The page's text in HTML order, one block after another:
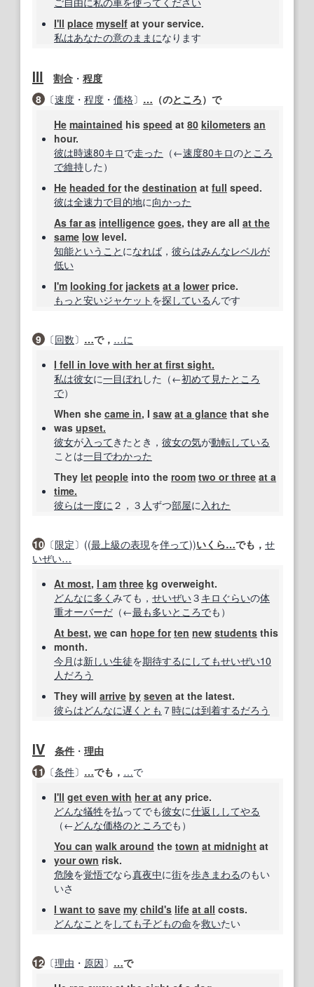
I'll place myself at your service.
私はあなたの意のままになります
Ⅲ 割合 ・ 程度
8
〔速度 ・ 程度 ・ 価格〕 … （のところ）で
He maintained his speed at 80 kilometers an
hour.
彼は時速80キロで走った （←速度80キロのところ
で維持した）
He headed forthe destination at full speed.
彼は全速力で目的地に向かった
As far as intelligence goes, they are all at the
same low level.
知能ということ になれば ， 彼らはみんなレベルが
低い
I'm looking for jackets at a lowerprice.
もっと安いジャケット を探しているんです
9 〔回数〕 …で， …に
I fell in love with her at first sight.
私は彼女に一目ぼれした（←初めて見た ところ
で）
When she came in, I saw at a glance that she
was upset.
彼女が入ってきたとき， 彼女の気が動転している
ことは一目でわかった
They let people into the room two or three at a
time.
彼らは一度に ２，３ 人ずつ部屋に入れた
10 〔限定〕((最上級の表現を伴って))いくら…でも， せ
いぜい…
At most, I am three kg overweight.
どんなに多く みても， せいぜい３ キロ ぐらいの体
重オーバーだ （←最も多いところでも）
At best, we can hope for ten new students this
month.
今月 は新しい生徒を期待するにしてもせいぜい10
人だろう
They will arrive by seven at the latest.
彼らはどんなに遅くとも ７時には到着するだろう
Ⅳ 条件 ・ 理由
11 〔条件〕 …でも， …で
I'll get even with her at any price.
どんな犠牲を払ってでも彼女に仕返し してやる
（← どんな価格のところでも）
You can walk around the town at midnight at
your own risk.
危険を覚悟でなら真夜中に街を歩きまわるのもい
いさ
I want to save my child's life at all costs.
どんなこと を しても子どもの命を救いたい
12 〔理由 ・ 原因〕 …で